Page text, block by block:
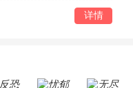
详情